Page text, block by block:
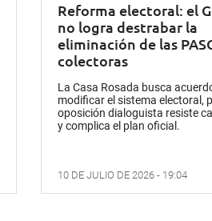
Reforma electoral: el
no logra destrabar la
eliminación de las
colectoras
La Casa Rosada busca
modificar el sistema electoral,
oposición dialoguista resiste
y complica el plan oficial.
10 DE JULIO DE 2026 - 19:04